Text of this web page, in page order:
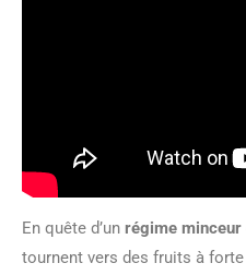
En quête d’un régime minceur
tournent vers des fruits à